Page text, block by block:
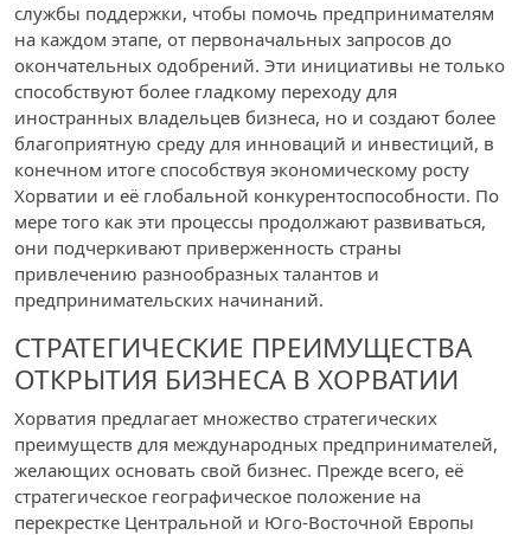
службы поддержки, чтобы помочь предпринимателям
на каждом этапе, от первоначальных запросов до
окончательных одобрений. Эти инициативы не только
способствуют более гладкому переходу для
иностранных владельцев бизнеса, но и создают более
благоприятную среду для инноваций и инвестиций, в
конечном итоге способствуя экономическому росту
Хорватии и её глобальной конкурентоспособности. По
мере того как эти процессы продолжают развиваться,
они подчеркивают приверженность страны
привлечению разнообразных талантов и
предпринимательских начинаний.
СТРАТЕГИЧЕСКИЕ ПРЕИМУЩЕСТВА
ОТКРЫТИЯ БИЗНЕСА В ХОРВАТИИ
Хорватия предлагает множество стратегических
преимуществ для международных предпринимателей,
желающих основать свой бизнес. Прежде всего, её
стратегическое географическое положение на
перекрестке Центральной и Юго-Восточной Европы